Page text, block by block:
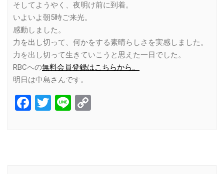
そしてようやく、夜明け前に到着。
いよいよ朝5時ご来光。
感動しました。
力を出し切って、何かをする素晴らしさを実感しました。
力を出し切って生きていこうと思えた一日でした。
RBCへの無料会員登録はこちらから。
明日は中島さんです。
Facebook
Twitter
Line